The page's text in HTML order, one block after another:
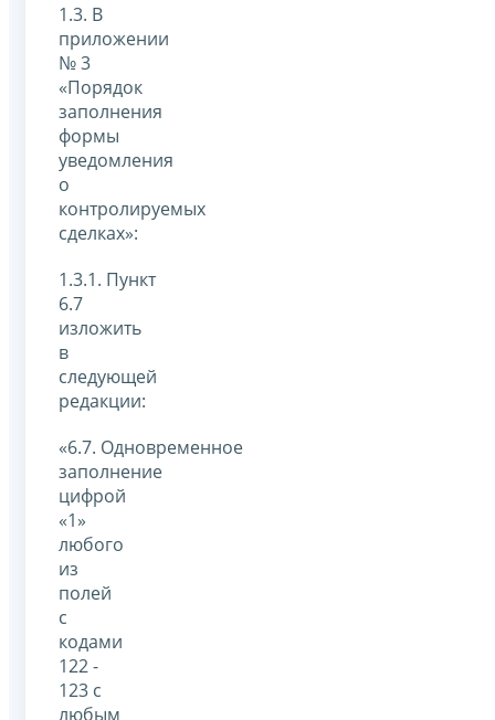
1.3. В
приложении
№ 3
«Порядок
заполнения
формы
уведомления
о
контролируемых
сделках»:
1.3.1. Пункт
6.7
изложить
в
следующей
редакции:
«6.7. Одновременное
заполнение
цифрой
«1»
любого
из
полей
с
кодами
122 -
123 с
любым